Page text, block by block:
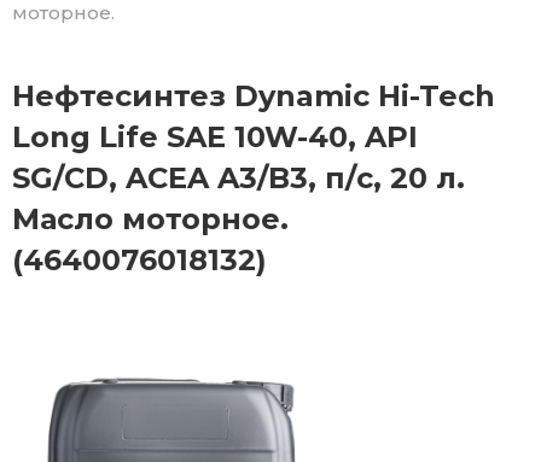
моторное.
Нефтесинтез Dynamic Hi-Tech
Long Life SAE 10W-40, API
SG/CD, ACEA A3/B3, п/с, 20 л.
Масло моторное.
(4640076018132)